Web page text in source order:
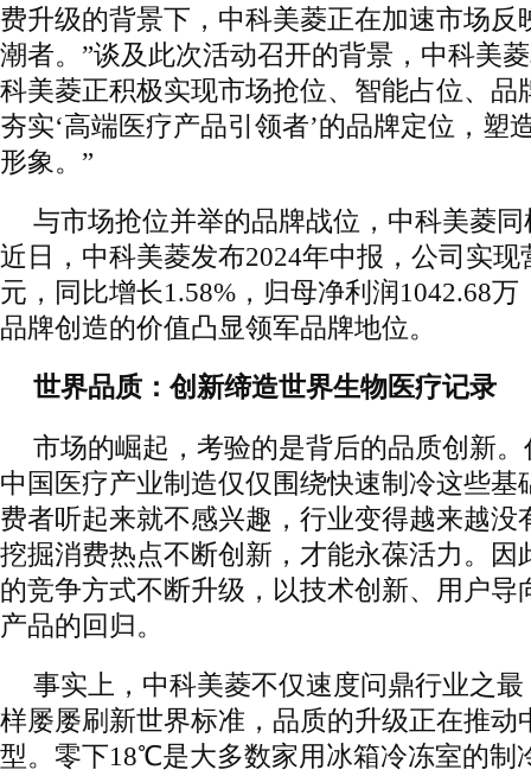
费升级的背景下，中科美菱正在加速市场反
潮者。”谈及此次活动召开的背景，中科美
科美菱正积极实现市场抢位、智能占位、品
夯实‘高端医疗产品引领者’的品牌定位，塑
形象。”
与市场抢位并举的品牌战位，中科美菱
近日，中科美菱发布2024年中报，公司实现
元，同比增长1.58%，归母净利润1042.68万
品牌创造的价值凸显领军品牌地位。
世界品质：创新缔造世界生物医疗记录
市场的崛起，考验的是背后的品质创新
中国医疗产业制造仅仅围绕快速制冷这些基
费者听起来就不感兴趣，行业变得越来越没
挖掘消费热点不断创新，才能永葆活力。因
的竞争方式不断升级，以技术创新、用户导
产品的回归。
事实上，中科美菱不仅速度问鼎行业之最
样屡屡刷新世界标准，品质的升级正在推动
型。零下18℃是大多数家用冰箱冷冻室的制